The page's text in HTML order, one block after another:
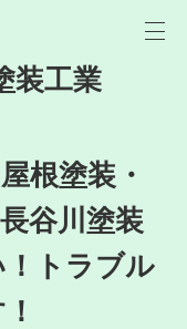
装工業
根塗装・
谷川塗装
トラブル